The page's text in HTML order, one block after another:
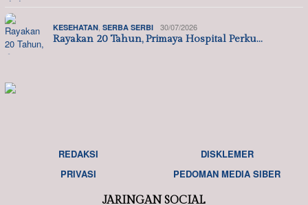
KESEHATAN SERBA SERBI 30/07/2026
Rayakan 20 Tahun, Primaya Hospital Perku…
REDAKSI
DISKLEMER
PRIVASI
PEDOMAN MEDIA SIBER
JARINGAN SOCIAL